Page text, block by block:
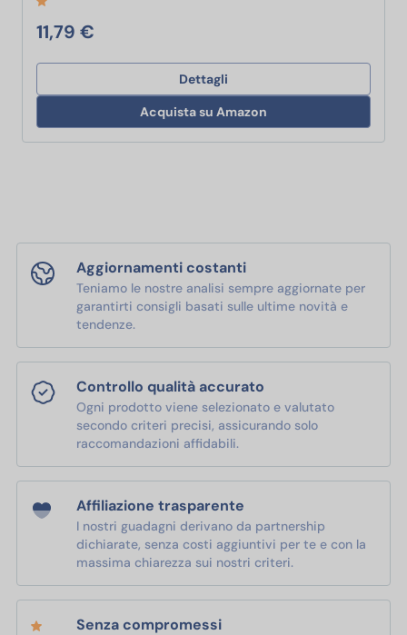
11,79 €
Dettagli
Acquista su Amazon
Aggiornamenti costanti
Teniamo le nostre analisi sempre aggiornate per
garantirti consigli basati sulle ultime novità e
tendenze.
Controllo qualità accurato
Ogni prodotto viene selezionato e valutato
secondo criteri precisi, assicurando solo
raccomandazioni affidabili.
Affiliazione trasparente
I nostri guadagni derivano da partnership
dichiarate, senza costi aggiuntivi per te e con la
massima chiarezza sui nostri criteri.
Senza compromessi